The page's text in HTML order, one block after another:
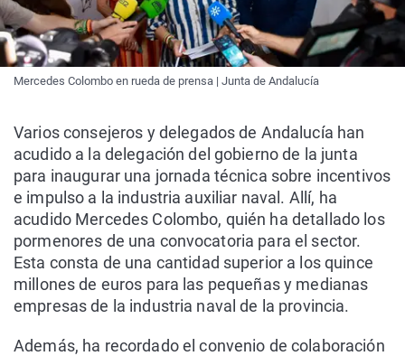
Mercedes Colombo en rueda de prensa | Junta de Andalucía
Varios consejeros y delegados de Andalucía han
acudido a la delegación del gobierno de la junta
para inaugurar una jornada técnica sobre incentivos
e impulso a la industria auxiliar naval. Allí, ha
acudido Mercedes Colombo, quién ha detallado los
pormenores de una convocatoria para el sector.
Esta consta de una cantidad superior a los quince
millones de euros para las pequeñas y medianas
empresas de la industria naval de la provincia.
Además, ha recordado el convenio de colaboración